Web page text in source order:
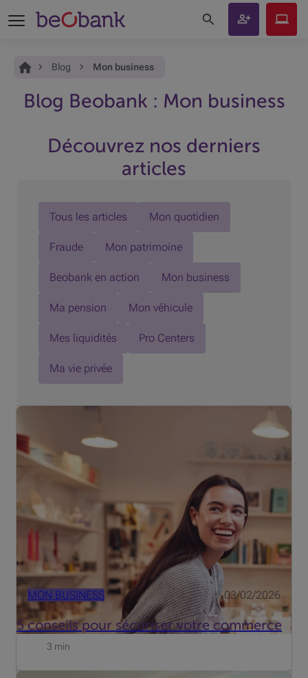
Vous êtes ici:
Accueil Blog Mon business
Blog Beobank : Mon business
Découvrez nos derniers
articles
Tous les articles Mon quotidien
Fraude Mon patrimoine
Beobank en action Mon business
Ma pension Mon véhicule
Mes liquidités Pro Centers
Ma vie privée
MON BUSINESS 03/02/2026
5 conseils pour sécuriser votre commerce
Cambriolages, vols à l'étalage ou fraudes, nombre de
commerçants paient ces fléaux au prix fort. Rien de tel
que des mesures préventives pour protéger votre
commerce.
3 min